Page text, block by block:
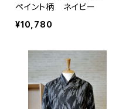
ペイント柄 ネイビー
¥10,780